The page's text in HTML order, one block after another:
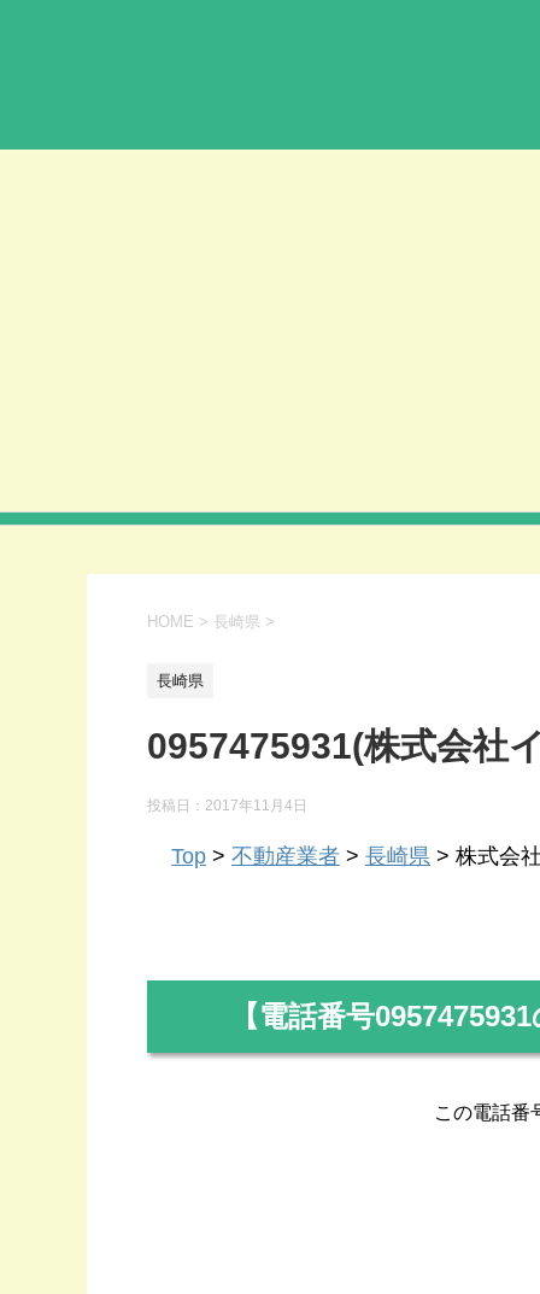
HOME > 長崎県 >
長崎県
0957475931(株式会社
投稿日： 2017年11月4日
Top > 不動産業者 > 長崎県 > 株式会
【電話番号0957475931
この電話番